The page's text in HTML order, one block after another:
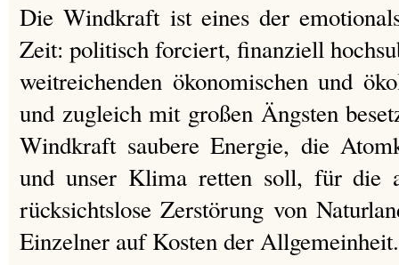
Die Windkraft ist eines der
Zeit: politisch forciert, finanziell
weitreichenden ökonomischen und
und zugleich mit großen Ängsten
Windkraft saubere Energie, die
und unser Klima retten soll, für die
rücksichtslose Zerstörung von
Einzelner auf Kosten der